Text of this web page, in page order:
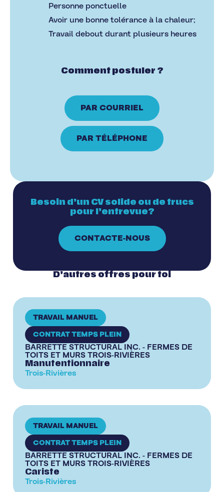
Personne ponctuelle
Avoir une bonne tolérance à la chaleur;
Travail debout durant plusieurs heures
Comment postuler ?
PAR COURRIEL
PAR TÉLÉPHONE
Besoin d’un CV solide ou de trucs
pour l’entrevue?
CONTACTE-NOUS
D’autres offres pour toi
TRAVAIL MANUEL
CONTRAT TEMPS PLEIN
BARRETTE STRUCTURAL INC. - FERMES DE
TOITS ET MURS TROIS-RIVIÈRES
Manutentionnaire
Trois-Rivières
TRAVAIL MANUEL
CONTRAT TEMPS PLEIN
BARRETTE STRUCTURAL INC. - FERMES DE
TOITS ET MURS TROIS-RIVIÈRES
Cariste
Trois-Rivières